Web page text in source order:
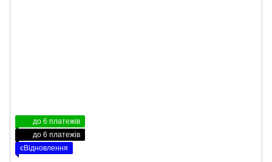
до 6 платежів
до 6 платежів
єВідновлення